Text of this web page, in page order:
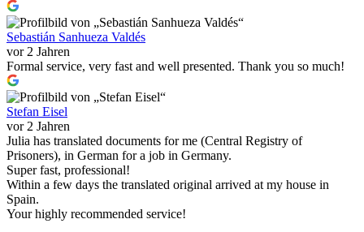
Sebastián Sanhueza Valdés
vor 2 Jahren
Formal service, very fast and well presented. Thank you so much!
Stefan Eisel
vor 2 Jahren
Julia has translated documents for me (Central Registry of
Prisoners), in German for a job in Germany.
Super fast, professional!
Within a few days the translated original arrived at my house in
Spain.
Your highly recommended service!